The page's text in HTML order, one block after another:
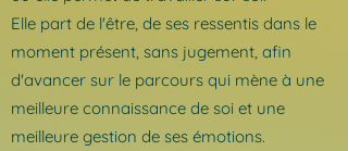
Elle part de l'être, de ses ressentis dans le
moment présent, sans jugement, afin
d'avancer sur le parcours qui mène à une
meilleure connaissance de soi et une
meilleure gestion de ses émotions.